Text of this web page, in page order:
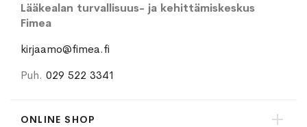
Lääkealan turvallisuus- ja kehittämiskeskus
Fimea
kirjaamo@fimea.fi
Puh. 029 522 3341
ONLINE SHOP